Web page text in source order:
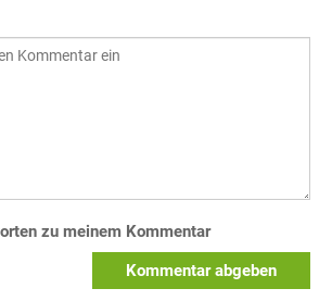
zu meinem Kommentar
Kommentar abgeben